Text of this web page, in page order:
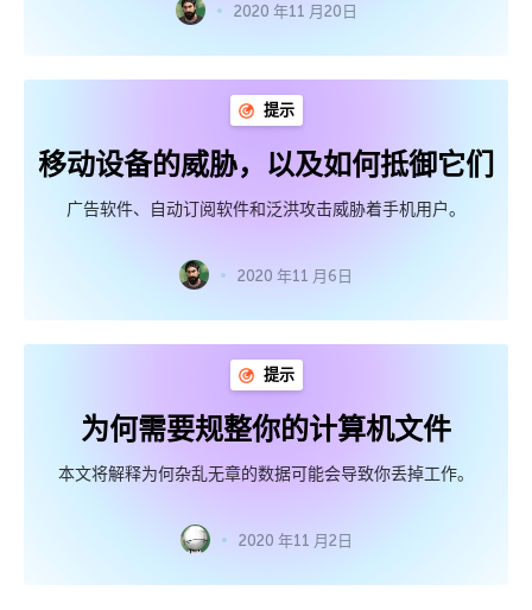
2020 年11 月20日
提示
移动设备的威胁，以及如何抵御它们
广告软件、自动订阅软件和泛洪攻击威胁着手机用户。
2020 年11 月6日
提示
为何需要规整你的计算机文件
本文将解释为何杂乱无章的数据可能会导致你丢掉工作。
2020 年11 月2日